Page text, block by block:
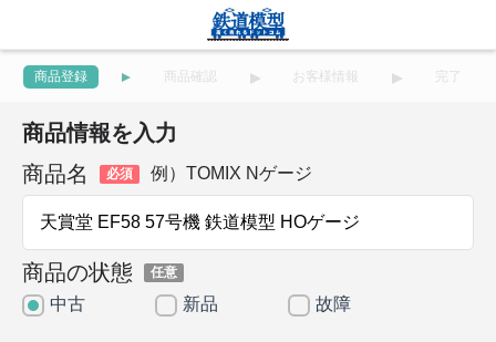
商品登録 商品確認 お客様情報 完了
商品情報を入力
商品名
必須 例）TOMIX Nゲージ
商品の状態 任意
中古 新品 故障